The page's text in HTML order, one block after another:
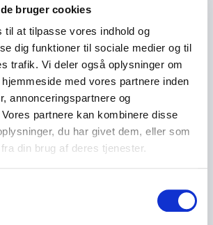
bruger cookies
til at tilpasse vores indhold og
dig funktioner til sociale medier og til
trafik. Vi deler også oplysninger om
med vores partnere inden
annonceringspartnere og
partnere kan kombinere disse
du har givet dem, eller som
din brug af deres tjenester.
skabe en bedre balance mellem
kan Lisbeth levere et foredrag,
Hun tilpasser altid indholdet til den
og skaber en oplevelse, der er
lærerig og motiverende.